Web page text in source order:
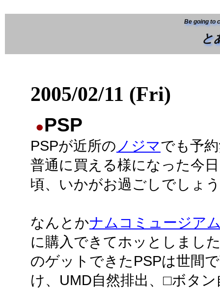
Be going to
と
2005/02/11 (Fri)
●PSP
PSPが近所の ノジマでも予
普通に買える様になった今
頃、いかがお過ごしでしょ
なんとかナムコミュージア
に購入できてホッとしまし
のゲットできたPSPは世間
け、UMD自然排出、□ボタ